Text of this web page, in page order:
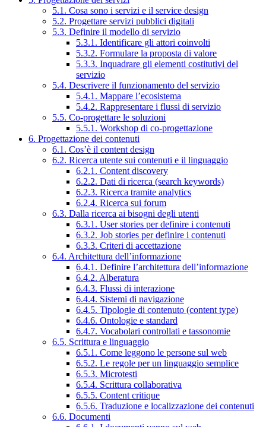
5.1. Cosa sono i servizi e il service design
5.2. Progettare servizi pubblici digitali
5.3. Definire il modello di servizio
5.3.1. Identificare gli attori coinvolti
5.3.2. Formulare la proposta di valore
5.3.3. Inquadrare gli elementi costitutivi del
servizio
5.4. Descrivere il funzionamento del servizio
5.4.1. Mappare l’ecosistema
5.4.2. Rappresentare i flussi di servizio
5.5. Co-progettare le soluzioni
5.5.1. Workshop di co-progettazione
6. Progettazione dei contenuti
6.1. Cos’è il content design
6.2. Ricerca utente sui contenuti e il linguaggio
6.2.1. Content discovery
6.2.2. Dati di ricerca (search keywords)
6.2.3. Ricerca tramite analytics
6.2.4. Ricerca sui forum
6.3. Dalla ricerca ai bisogni degli utenti
6.3.1. User stories per definire i contenuti
6.3.2. Job stories per definire i contenuti
6.3.3. Criteri di accettazione
6.4. Architettura dell’informazione
6.4.1. Definire l’architettura dell’informazione
6.4.2. Alberatura
6.4.3. Flussi di interazione
6.4.4. Sistemi di navigazione
6.4.5. Tipologie di contenuto (content type)
6.4.6. Ontologie e standard
6.4.7. Vocabolari controllati e tassonomie
6.5. Scrittura e linguaggio
6.5.1. Come leggono le persone sul web
6.5.2. Le regole per un linguaggio semplice
6.5.3. Microtesti
6.5.4. Scrittura collaborativa
6.5.5. Content critique
6.5.6. Traduzione e localizzazione dei contenuti
6.6. Documenti